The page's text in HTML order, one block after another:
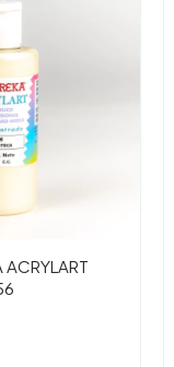
ACRYLART